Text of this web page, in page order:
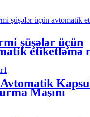
şüşələr üçün
etiketləmə
Kapsul
Maşını